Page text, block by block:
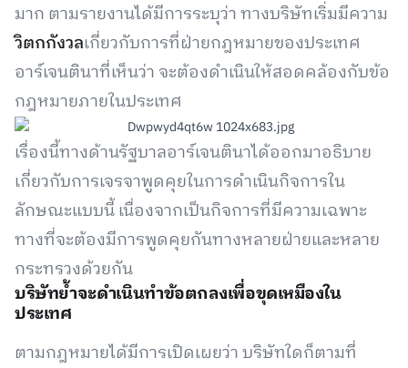
มาก ตามรายงานได้มีการระบุว่า ทางบริษัทเริ่มมีความ
วิตกกังวลเกี่ยวกับการที่ฝ่ายกฎหมายของประเทศ
อาร์เจนตินาที่เห็นว่า จะต้องดำเนินให้สอดคล้องกับข้อ
กฎหมายภายในประเทศ
เรื่องนี้ทางด้านรัฐบาลอาร์เจนตินาได้ออกมาอธิบาย
เกี่ยวกับการเจรจาพูดคุยในการดำเนินกิจการใน
ลักษณะแบบนี้ เนื่องจากเป็นกิจการที่มีความเฉพาะ
ทางที่จะต้องมีการพูดคุยกันทางหลายฝ่ายและหลาย
กระทรวงด้วยกัน
บริษัทย้ำจะดำเนินทำข้อตกลงเพื่อขุดเหมืองใน
ประเทศ
ตามกฎหมายได้มีการเปิดเผยว่า บริษัทใดก็ตามที่